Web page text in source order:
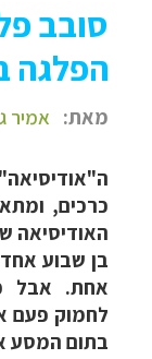
סובב
הפלגה
מאת: אמיר
כרכים,
האודיסיאה
בן שבוע
אחת. אבל
לחמוק פעם
בתום המסע